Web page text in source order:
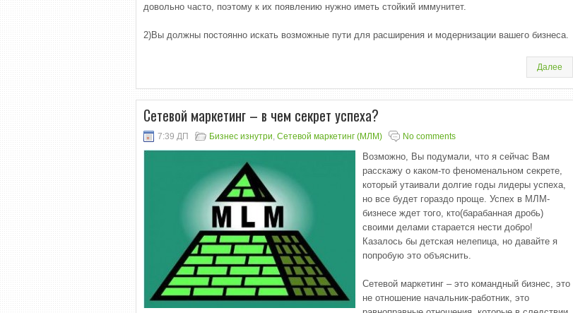
довольно часто, поэтому к их появлению нужно иметь стойкий иммунитет.
2)Вы должны постоянно искать возможные пути для расширения и модернизации вашего бизнеса.
Далее
Сетевой маркетинг – в чем секрет успеха?
7:39 ДП Бизнес изнутри, Сетевой маркетинг (МЛМ) No comments
Возможно, Вы подумали, что я сейчас Вам
расскажу о каком-то феноменальном секрете,
который утаивали долгие годы лидеры успеха,
но все будет гораздо проще. Успех в МЛМ-
бизнесе ждет того, кто(барабанная дробь)
своими делами старается нести добро!
Казалось бы детская нелепица, но давайте я
попробую это объяснить.
Сетевой маркетинг – это командный бизнес, это
не отношение начальник-работник, это